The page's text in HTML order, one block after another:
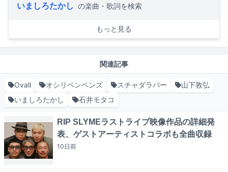
いましろたかし の楽曲・歌詞を検索
もっと見る
関連記事
Ovall オシリペンペンズ スチャダラパー
山下敦弘
いましろたかし
石井モタコ
RIP SLYMEラストライブ映像作品の詳細発
表、ゲストアーティストコラボも全曲収録
10日前